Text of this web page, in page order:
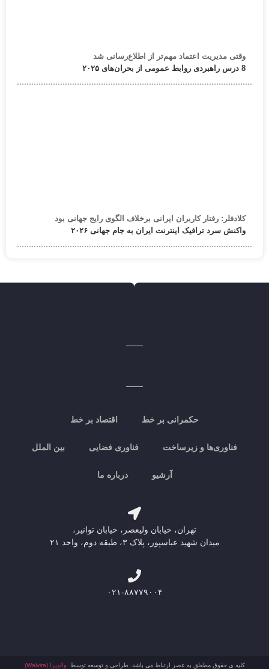
وقتی مدیریت اعتماد مهم‌تر از اطلاع‌رسانی شد
8 درس راهبردی روابط عمومی از بحران‌های ۲۰۲۵
کلادفلر: رفتار کاربران ایرانی برخلاف الگوی رایج جهانی بود
واکنش سرد ترافیک اینترنت ایران به جام جهانی ۲۰۲۶
حکمرانی بر خط اقتصاد بر خط
فناوری‌ها و زیرساخت فناوری فضایی بین الملل
آرشیو درباره ما
تهران، خیابان ولیعصر، خیابان توانیر،
میدان شهید عباسپور، پلاک ۳، طبقه دوم، واحد ۲۱
۰۲۱-۸۸۷۷۹۰۰۴
کلیه ی حقوق مطعلق به عصر ارتباط می باشد. طراحی و توسعه توسط والویرا (Walvira)